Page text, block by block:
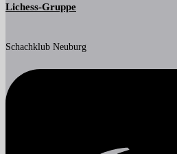
Lichess-Gruppe
Schachklub Neuburg